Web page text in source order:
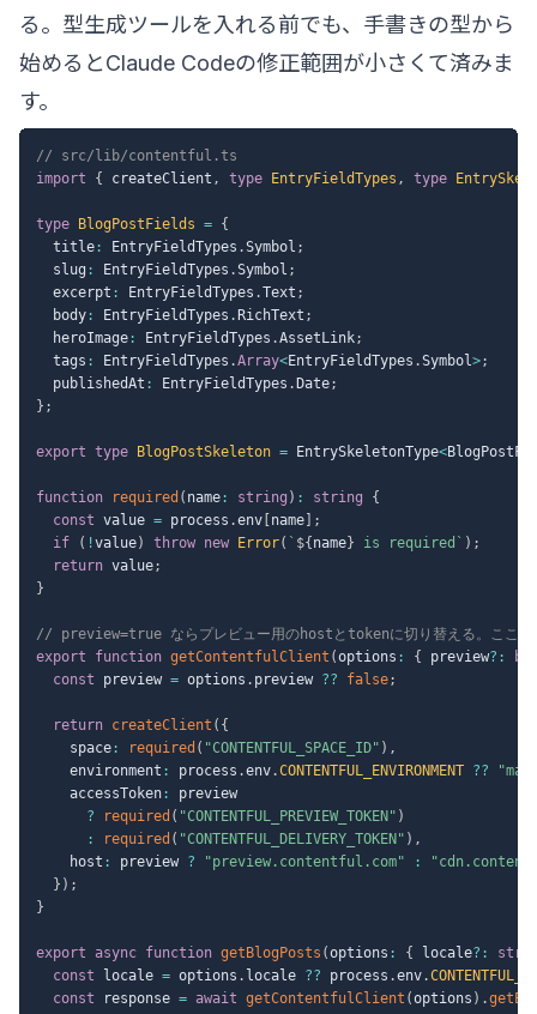
る。型生成ツールを入れる前でも、手書きの型から
始めるとClaude Codeの修正範囲が小さくて済みま
す。
// src/lib/contentful.ts
import
{ createClient , type EntryFieldTypes , type
type BlogPostFields = {
  title
: EntryFieldTypes .Symbol ;
  slug
: EntryFieldTypes .Symbol ;
  excerpt
: EntryFieldTypes .Text ;
  body
: EntryFieldTypes . RichText ;
  heroImage
: EntryFieldTypes .AssetLink;
  tags
: EntryFieldTypes .Array<EntryFieldTypes .Symbol>;
  publishedAt
: EntryFieldTypes . Date;
} ;
export type BlogPostSkeleton = EntrySkeletonType<
function required ( name : string ) : string
{
const value = process .env name
;
if
( !value) throw new Error( ` ${ name} is required ` ) ;
return value;
}
// preview=true ならプレビュー用のhostとtokenに切り替える。ここが
export
function getContentfulClient (options : { preview? :
const preview = options . preview ?? false;
return createClient ( {
    space
: required ( "CONTENTFUL_SPACE_ID" ) ,
    environment
: process .env.CONTENTFUL_ENVIRONMENT ??
    accessToken
:
preview
?
required ( "CONTENTFUL_PREVIEW_TOKEN" )
:
required ( "CONTENTFUL_DELIVERY_TOKEN" ) ,
    host
: preview ? "preview.contentful.com" :
} ) ;
}
export async function getBlogPosts (options : { locale? :
const locale = options . locale ?? process .env.
const response = await getContentfulClient (options ) .